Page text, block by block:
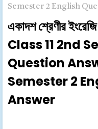
Semester 2 English
একাদশ শ্রেণীর
Class 11 2nd
Question
Semester 2
Answer